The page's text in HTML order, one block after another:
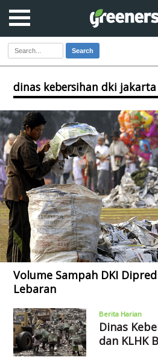
Search
dinas kebersihan dki jakarta
Volume Sampah DKI
Lebaran
Berita Harian
Dinas
dan KLHK